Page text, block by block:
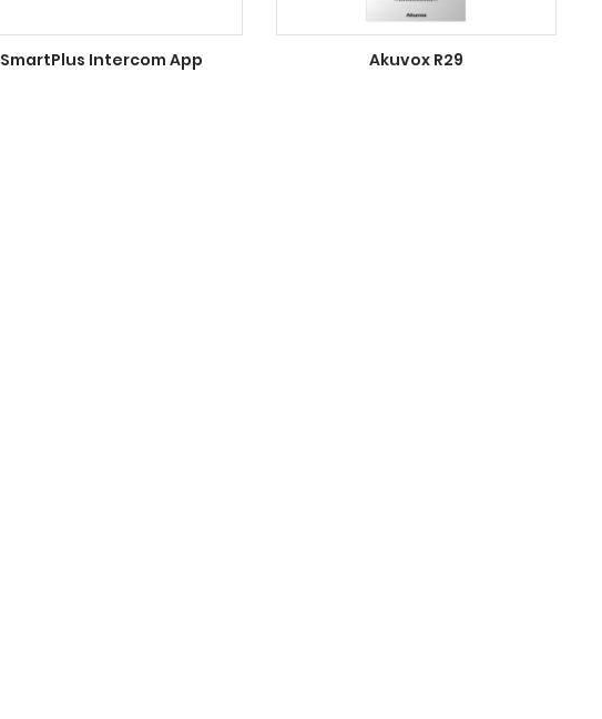
SmartPlus Intercom App Akuvox R29